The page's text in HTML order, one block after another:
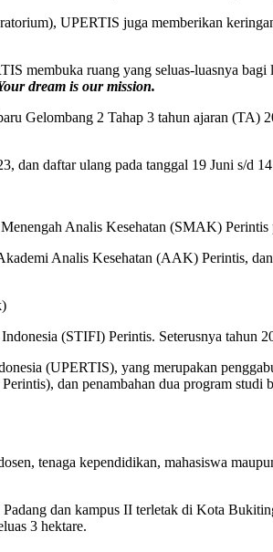
UPERTIS juga memberikan
membuka ruang yang seluas-luasnya
dream is our mission.
Gelombang 2 Tahap 3 tahun ajaran
dan daftar ulang pada tanggal 19 Juni s/d
Analis Kesehatan (SMAK)
Analis Kesehatan (AAK) Perintis,
(STIFI) Perintis. Seterusnya tahun
(UPERTIS), yang merupakan
dan penambahan dua program
tenaga kependidikan, mahasiswa
dan kampus II terletak di Kota
3 hektare.